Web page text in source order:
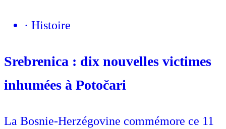
· Histoire
Srebrenica : dix nouvelles victimes
inhumées à Potočari
La Bosnie-Herzégovine commémore ce 11